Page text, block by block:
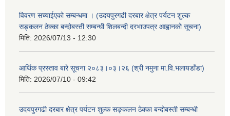
विवरण सच्याईएको सम्बन्धमा । (उदयपुरगढी दरबार क्षेत्र पर्यटन शुल्क
सङ्कलन ठेक्का बन्दोबस्ती सम्बन्धी शिलबन्दी दरभाउपत्र आह्वानको सूचना)
मिति: 2026/07/13 - 12:30
आर्थिक प्रस्ताव बारे सूचना २०८३।०३।२६ (श्री नमुना मा.वि.भलायडाँडा)
मिति: 2026/07/10 - 09:42
उदयपुरगढी दरबार क्षेत्र पर्यटन शुल्क सङ्कलन ठेक्का बन्दोबस्ती सम्बन्धी